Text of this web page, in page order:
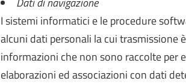
I sistemi informatici e le procedure
alcuni dati personali la cui trasmissione
informazioni che non sono raccolte per
elaborazioni ed associazioni con dati